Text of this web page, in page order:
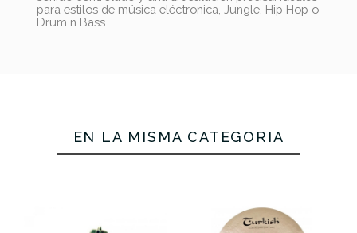
para estilos de música eléctronica, Jungle, Hip Hop o
Drum n Bass.
EN LA MISMA CATEGORÍA